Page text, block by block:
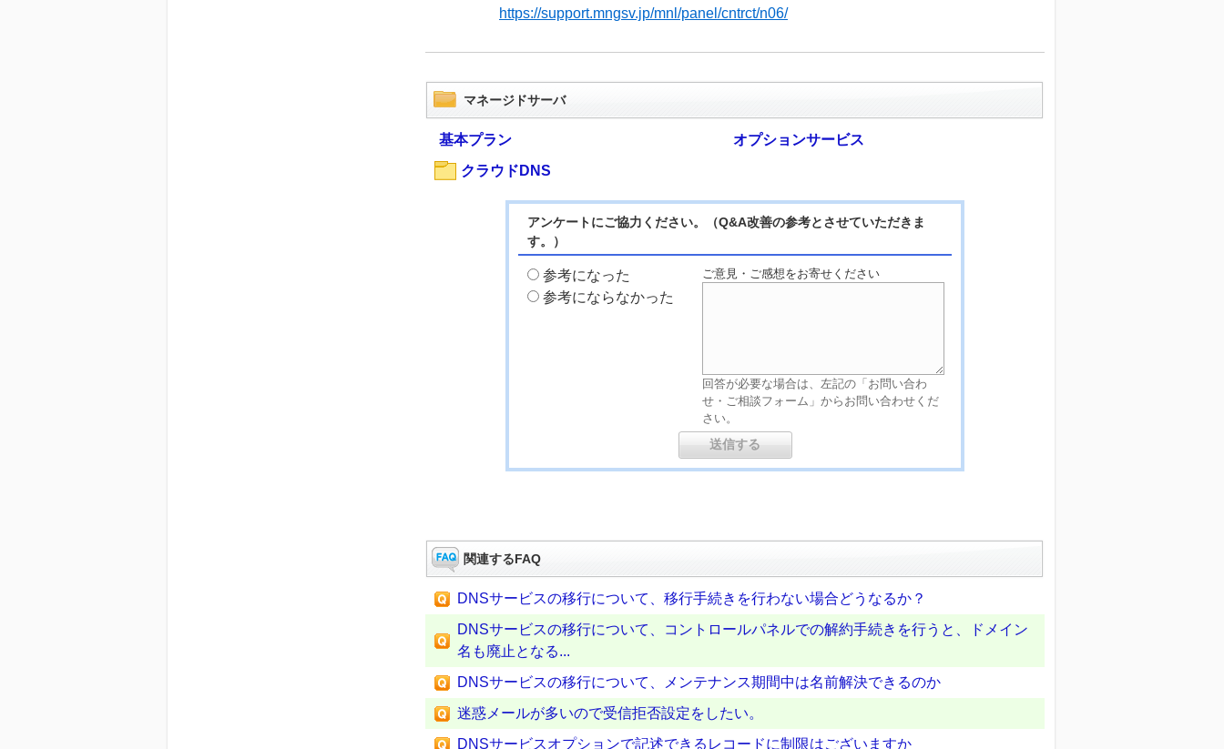
https://support.mngsv.jp/mnl/panel/cntrct/n06/
マネージドサーバ
基本プラン
オプションサービス
クラウドDNS
アンケートにご協力ください。（Q&A改善の参考とさせていただきま
す。）
参考になった
参考にならなかった
ご意見・ご感想をお寄せください
回答が必要な場合は、左記の「お問い合わ
せ・ご相談フォーム」からお問い合わせくだ
さい。
関連するFAQ
DNSサービスの移行について、移行手続きを行わない場合どうなるか？
DNSサービスの移行について、コントロールパネルでの解約手続きを行うと、ドメイン
名も廃止となる...
DNSサービスの移行について、メンテナンス期間中は名前解決できるのか
迷惑メールが多いので受信拒否設定をしたい。
DNSサービスオプションで記述できるレコードに制限はございますか